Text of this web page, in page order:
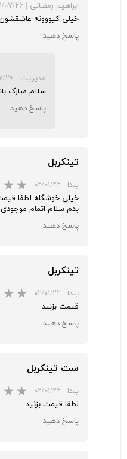
ابراهیم رمضانی | ۰۱/۰۷/
★ ★
خیلی کیوووته
پاسخ دهید
مدیریت | ۰۱/
★
سلام مبارک
پاسخ دهید
تینکربل
یلدا | ۰۲/۰۱/۲۲
خیلی خوشگله لطفا
بدم سلام اتمام موجودی
پاسخ دهید
تینکربل
یلدا | ۰۲/۰۱/۲۲
قیمت بزنید
پاسخ دهید
ست تینکربل
یلدا | ۰۲/۰۱/۲۲
لطفا قیمت بزنید
پاسخ دهید